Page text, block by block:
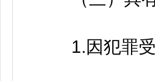
1.因犯罪受